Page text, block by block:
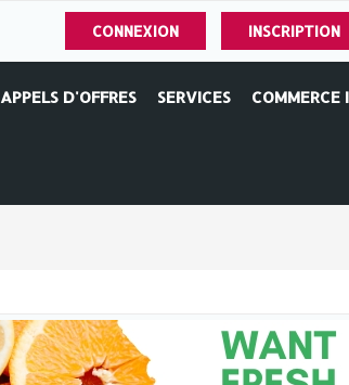
CONNEXION INSCRIPTION
APPELS D'OFFRES SERVICES